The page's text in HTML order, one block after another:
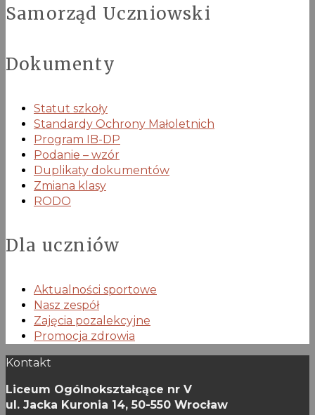
Samorząd Uczniowski
Dokumenty
Statut szkoły
Standardy Ochrony Małoletnich
Program IB-DP
Podanie – wzór
Duplikaty dokumentów
Zmiana klasy
RODO
Dla uczniów
Aktualności sportowe
Nasz zespół
Zajęcia pozalekcyjne
Promocja zdrowia
Kontakt
Liceum Ogólnokształcące nr V
ul. Jacka Kuronia 14, 50-550 Wrocław